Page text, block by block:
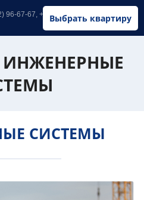
Выбрать квартиру
96-67-67, +7 (902) 326-67-67
СИСТЕМЫ